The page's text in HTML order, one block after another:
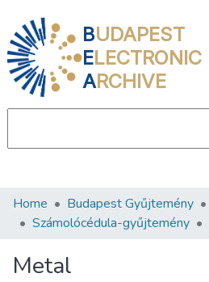
BUDAPEST
ELECTRONIC
ARCHIVE
Communities & Collections
Statistics
Home Budapest Gyűjtemény
Számolócédula-gyűjtemény
Metal